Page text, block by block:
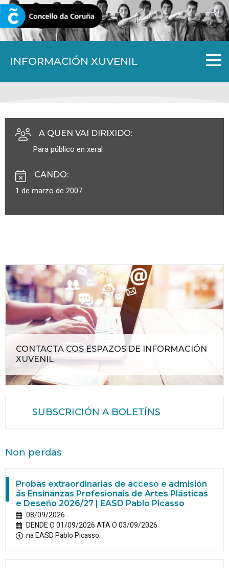
INFORMACIÓN XUVENIL
CORUNA.GAL
A QUEN VAI DIRIXIDO:
Para público en xeral
CANDO:
1 de marzo de 2007
CONTACTA COS ESPAZOS DE INFORMACIÓN
XUVENIL
SUBSCRICIÓN A BOLETÍNS
Non perdas
Probas extraordinarias de acceso e admisión
ás Ensinanzas Profesionais de Artes Plásticas
e Deseño 2026/27 | EASD Pablo Picasso
08/09/2026
DENDE O 01/09/2026 ATA O 03/09/2026
na EASD Pablo Picasso.